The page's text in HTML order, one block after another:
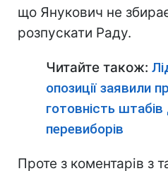
що Янукович не
розпускати Раду.
Читайте також:
опозиції заявили
готовність
перевиборів
Проте з коментарів з